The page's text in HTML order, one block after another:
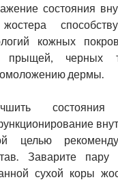
состояния
кожных
прыщей, черных
дермы.
целью
Заварите пару
сухой коры